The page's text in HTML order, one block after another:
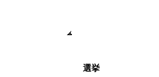
町政情報
選挙